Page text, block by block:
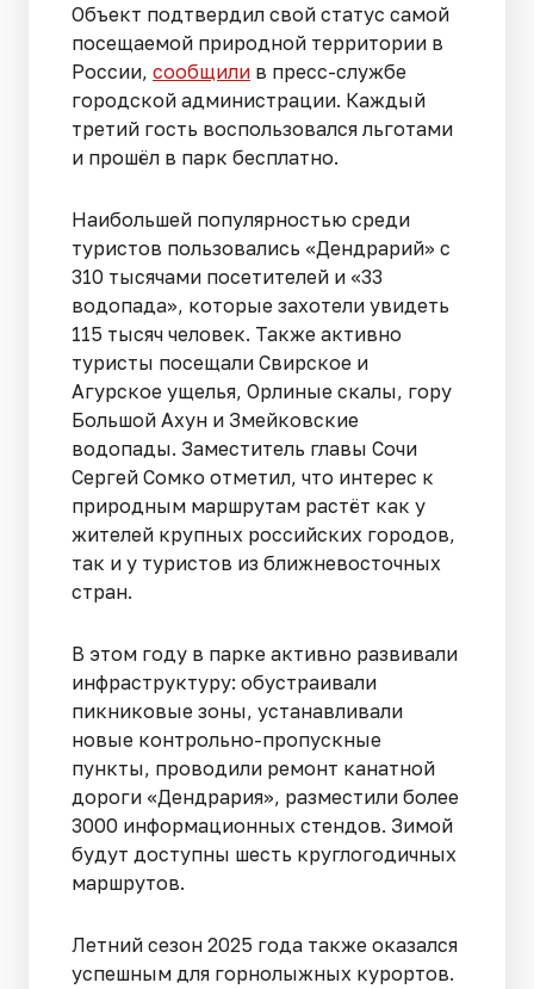
Объект подтвердил свой статус самой
посещаемой природной территории в
России, сообщили в пресс-службе
городской администрации. Каждый
третий гость воспользовался льготами
и прошёл в парк бесплатно.
Наибольшей популярностью среди
туристов пользовались «Дендрарий» с
310 тысячами посетителей и «33
водопада», которые захотели увидеть
115 тысяч человек. Также активно
туристы посещали Свирское и
Агурское ущелья, Орлиные скалы, гору
Большой Ахун и Змейковские
водопады. Заместитель главы Сочи
Сергей Сомко отметил, что интерес к
природным маршрутам растёт как у
жителей крупных российских городов,
так и у туристов из ближневосточных
стран.
В этом году в парке активно развивали
инфраструктуру: обустраивали
пикниковые зоны, устанавливали
новые контрольно-пропускные
пункты, проводили ремонт канатной
дороги «Дендрария», разместили более
3000 информационных стендов. Зимой
будут доступны шесть круглогодичных
маршрутов.
Летний сезон 2025 года также оказался
успешным для горнолыжных курортов.